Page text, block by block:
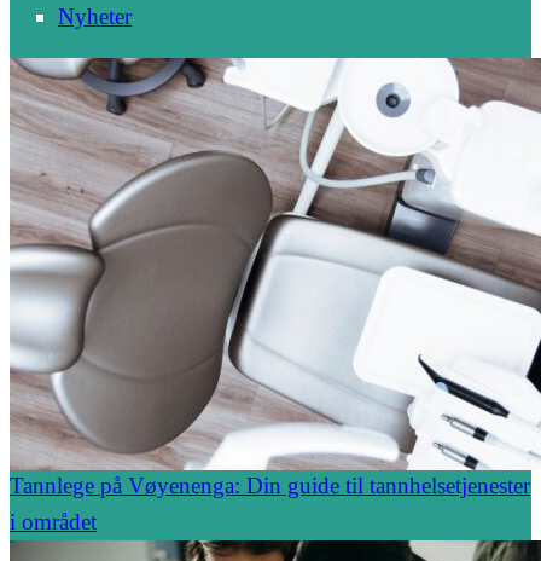
Nyheter
Tannlege på Vøyenenga: Din guide til tannhelsetjenester
i området